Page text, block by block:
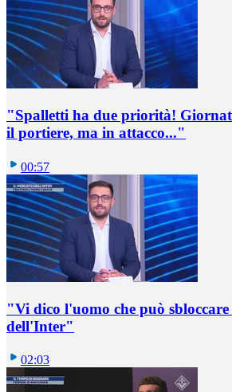
"Spalletti ha due priorità!
il portiere, ma in attacco..."
00:57
"Vi dico l'uomo che può
dell'Inter"
02:03